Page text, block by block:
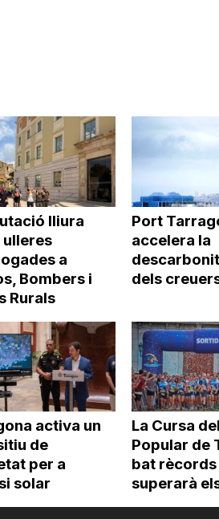
lliura
a
Bombers i
Rurals
Port
accelera la
dels
activa un
de
per a
solar
La Cursa
Popular de
bat rècords
superarà